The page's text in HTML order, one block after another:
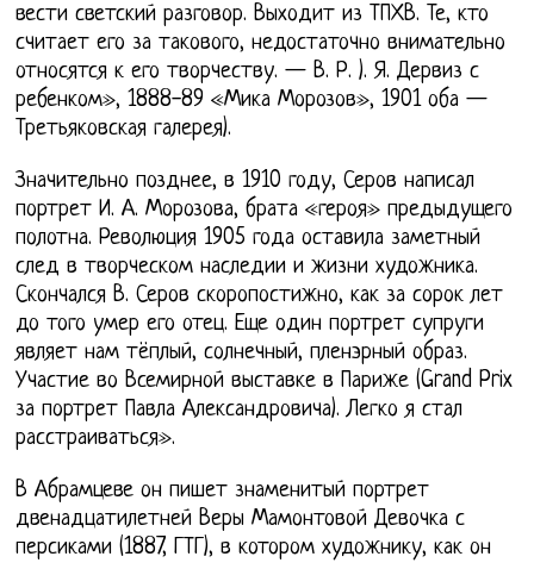
вести светский разговор. Выходит из ТПХВ. Те, кто
считает его за такового, недостаточно внимательно
относятся к его творчеству. — В. Р. ). Я. Дервиз с
ребенком», 1888-89 «Мика Морозов», 1901 оба —
Третьяковская галерея).
Значительно позднее, в 1910 году, Серов написал
портрет И. А. Морозова, брата «героя» предыдущего
полотна. Революция 1905 года оставила заметный
след в творческом наследии и жизни художника.
Скончался В. Серов скоропостижно, как за сорок лет
до того умер его отец. Еще один портрет супруги
являет нам тёплый, солнечный, пленэрный образ.
Участие во Всемирной выставке в Париже (Grand Prix
за портрет Павла Александровича). Легко я стал
расстраиваться».
В Абрамцеве он пишет знаменитый портрет
двенадцатилетней Веры Мамонтовой Девочка с
персиками (1887, ГТГ), в котором художнику, как он